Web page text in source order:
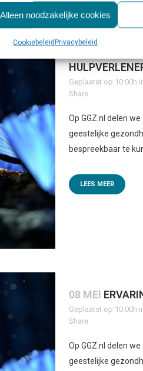
Alleen noodzakelijke cookies
Cookiebeleid Privacybeleid
11 JUL
Geplaatst op 10:00h
Share
Op GGZ.nl delen
geestelijke
bespreekbaar te
LEES MEER
08 MEI
Geplaatst op 10:00h
Share
Op GGZ.nl delen
geestelijke